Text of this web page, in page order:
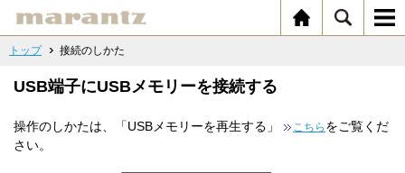
トップ 接続のしかた
USB端子にUSBメモリーを接続する
操作のしかたは、「USBメモリーを再生する」 こちら をご覧くだ
さい。